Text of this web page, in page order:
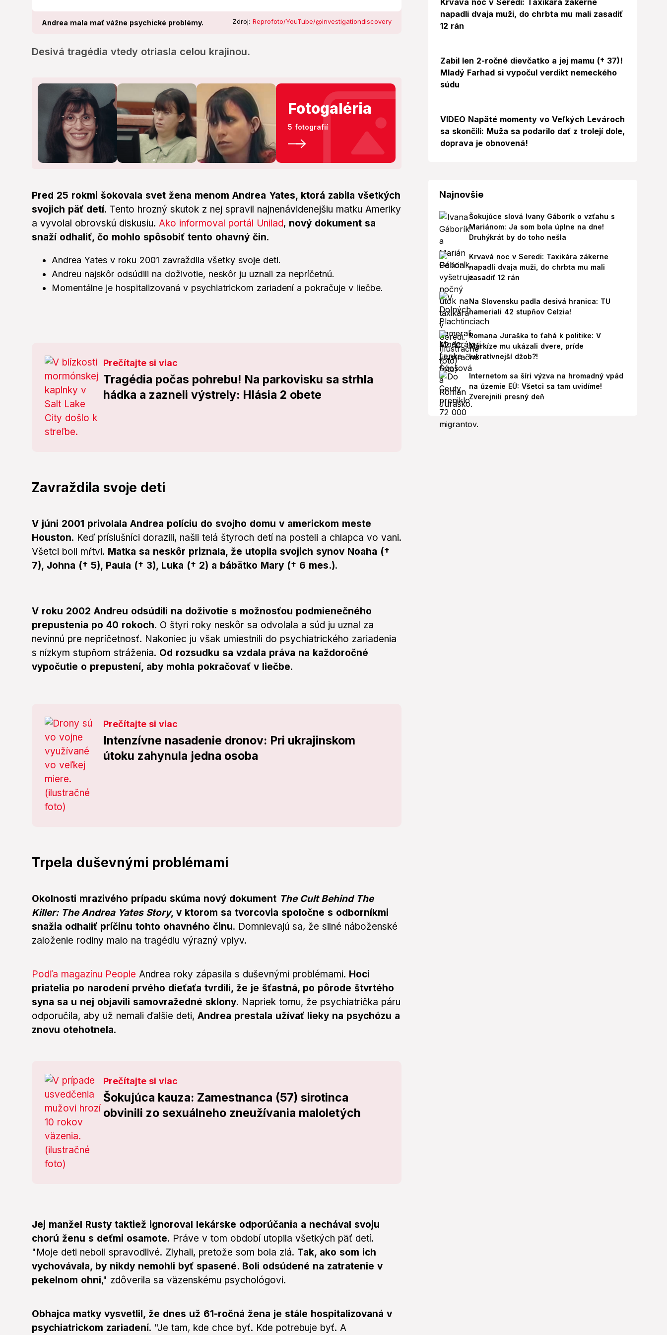
Andrea mala mať vážne psychické problémy. Zdroj: Reprofoto/YouTube/@investigationdiscovery
Desivá tragédia vtedy otriasla celou krajinou.
Fotogaléria
5 fotografií
Pred 25 rokmi šokovala svet žena menom Andrea Yates, ktorá zabila všetkých
svojich päť detí. Tento hrozný skutok z nej spravil najnenávidenejšiu matku Ameriky
a vyvolal obrovskú diskusiu. Ako informoval portál Unilad, nový dokument sa
snaží odhaliť, čo mohlo spôsobiť tento ohavný čin.
Andrea Yates v roku 2001 zavraždila všetky svoje deti.
Andreu najskôr odsúdili na doživotie, neskôr ju uznali za nepríčetnú.
Momentálne je hospitalizovaná v psychiatrickom zariadení a pokračuje v liečbe.
Prečítajte si viac
Tragédia počas pohrebu! Na parkovisku sa strhla
hádka a zazneli výstrely: Hlásia 2 obete
Zavraždila svoje deti
V júni 2001 privolala Andrea políciu do svojho domu v americkom meste
Houston. Keď príslušníci dorazili, našli telá štyroch detí na posteli a chlapca vo vani.
Všetci boli mŕtvi. Matka sa neskôr priznala, že utopila svojich synov Noaha (†
7), Johna († 5), Paula († 3), Luka († 2) a bábätko Mary († 6 mes.).
V roku 2002 Andreu odsúdili na doživotie s možnosťou podmienečného
prepustenia po 40 rokoch. O štyri roky neskôr sa odvolala a súd ju uznal za
nevinnú pre nepríčetnosť. Nakoniec ju však umiestnili do psychiatrického zariadenia
s nízkym stupňom stráženia. Od rozsudku sa vzdala práva na každoročné
vypočutie o prepustení, aby mohla pokračovať v liečbe.
Prečítajte si viac
Intenzívne nasadenie dronov: Pri ukrajinskom
útoku zahynula jedna osoba
Trpela duševnými problémami
Okolnosti mrazivého prípadu skúma nový dokument The Cult Behind The
Killer: The Andrea Yates Story, v ktorom sa tvorcovia spoločne s odborníkmi
snažia odhaliť príčinu tohto ohavného činu. Domnievajú sa, že silné náboženské
založenie rodiny malo na tragédiu výrazný vplyv.
Podľa magazínu People Andrea roky zápasila s duševnými problémami. Hoci
priatelia po narodení prvého dieťaťa tvrdili, že je šťastná, po pôrode štvrtého
syna sa u nej objavili samovražedné sklony. Napriek tomu, že psychiatrička páru
odporučila, aby už nemali ďalšie deti, Andrea prestala užívať lieky na psychózu a
znovu otehotnela.
Prečítajte si viac
Šokujúca kauza: Zamestnanca (57) sirotinca
obvinili zo sexuálneho zneužívania maloletých
Jej manžel Rusty taktiež ignoroval lekárske odporúčania a nechával svoju
chorú ženu s deťmi osamote. Práve v tom období utopila všetkých päť detí.
"Moje deti neboli spravodlivé. Zlyhali, pretože som bola zlá. Tak, ako som ich
vychovávala, by nikdy nemohli byť spasené. Boli odsúdené na zatratenie v
pekelnom ohni," zdôverila sa väzenskému psychológovi.
Obhajca matky vysvetlil, že dnes už 61-ročná žena je stále hospitalizovaná v
psychiatrickom zariadení. "Je tam, kde chce byť. Kde potrebuje byť. A
Krvavá noc v Seredi: Taxikára zákerne
napadli dvaja muži, do chrbta mu mali zasadiť
12 rán
Zabil len 2-ročné dievčatko a jej mamu († 37)!
Mladý Farhad si vypočul verdikt nemeckého
súdu
VIDEO Napäté momenty vo Veľkých Levároch
sa skončili: Muža sa podarilo dať z trolejí dole,
doprava je obnovená!
Najnovšie
Šokujúce slová Ivany Gáborík o vzťahu s
Mariánom: Ja som bola úplne na dne!
Druhýkrát by do toho nešla
Krvavá noc v Seredi: Taxikára zákerne
napadli dvaja muži, do chrbta mu mali
zasadiť 12 rán
Na Slovensku padla desivá hranica: TU
nameriali 42 stupňov Celzia!
Romana Juraška to ťahá k politike: V
Markíze mu ukázali dvere, príde
lukratívnejší džob?!
Internetom sa šíri výzva na hromadný vpád
na územie EÚ: Všetci sa tam uvidíme!
Zverejnili presný deň